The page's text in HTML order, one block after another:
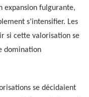
expansion fulgurante,
s’intensifier. Les
si cette valorisation se
domination
se décidaient